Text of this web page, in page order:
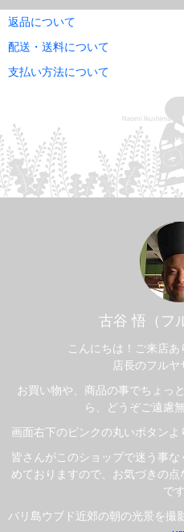
返品について
配送・送料について
支払い方法について
古谷 悟（フ
こんにちは！ご来店あ
店長のフルヤ
お買い物や、商品の事でちょっ
ら、どうぞご遠慮
画面右下のピンクの丸いボタンよ
皆さんがこのショップで迷う事
めておりますので、お気づきの
で
バリ島ウブド近郊の朝の光景を撮